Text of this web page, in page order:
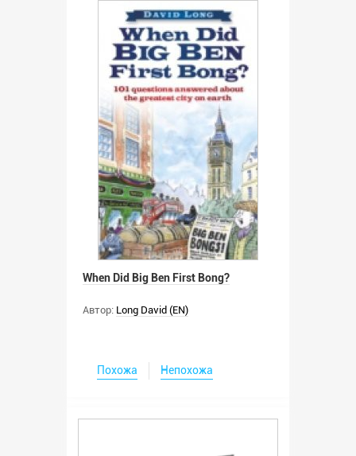
When Did Big Ben First Bong?
Автор: Long David (EN)
Похожа Непохожа